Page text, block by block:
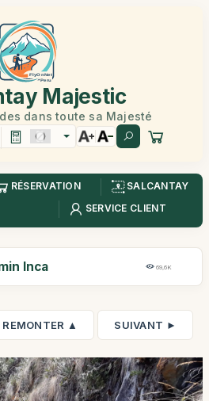
Majestic
dans toute sa Majesté
RÉSERVATION
SALCANTAY
SERVICE CLIENT
Inca 69,6K
REMONTER ▲ SUIVANT ►